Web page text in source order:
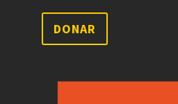
DONAR